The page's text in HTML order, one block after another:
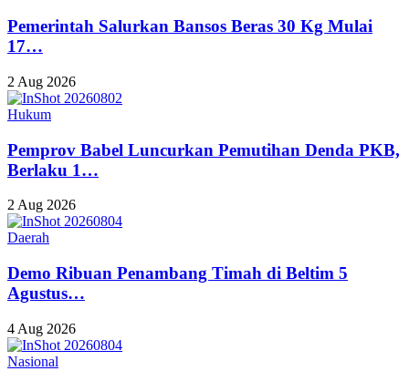
Pemerintah Salurkan Bansos Beras 30 Kg Mulai
17…
2 Aug 2026
Hukum
Pemprov Babel Luncurkan Pemutihan Denda PKB,
Berlaku 1…
2 Aug 2026
Daerah
Demo Ribuan Penambang Timah di Beltim 5
Agustus…
4 Aug 2026
Nasional